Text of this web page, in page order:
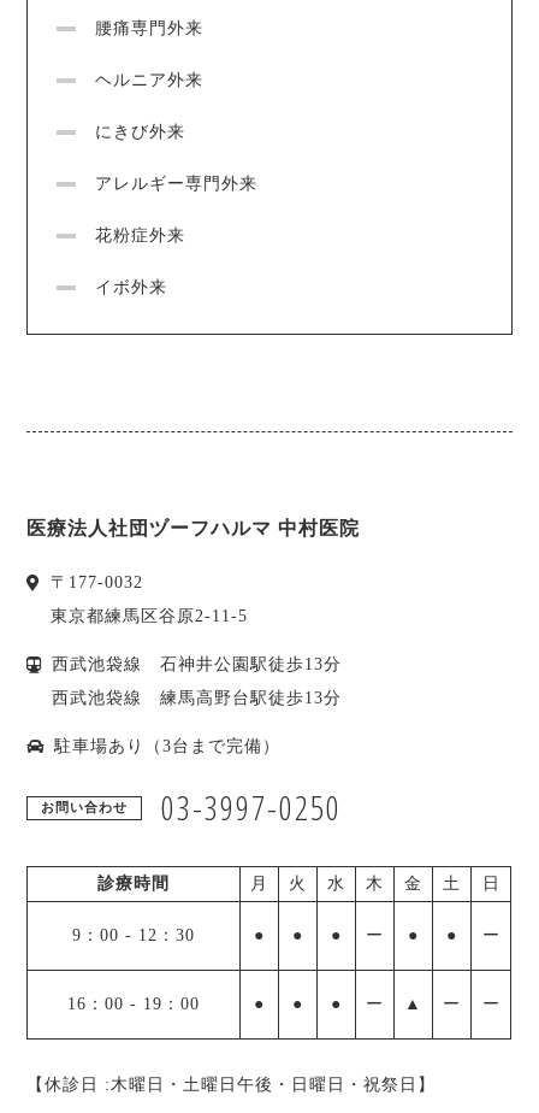
腰痛専門外来
ヘルニア外来
にきび外来
アレルギー専門外来
花粉症外来
イボ外来
医療法人社団ヅーフハルマ 中村医院
〒 177-0032
東京都練馬区谷原2-11-5
西武池袋線 石神井公園駅徒歩13分
西武池袋線 練馬高野台駅徒歩13分
駐車場あり（3台まで完備）
お問い合わせ 03-3997-0250
診療時間 月 火 水 木 金 土 日
9：00 - 12：30 ● ● ● ー ● ● ー
16：00 - 19：00 ● ● ● ー ▲ ー ー
【休診日 :木曜日・土曜日午後・日曜日・祝祭日】